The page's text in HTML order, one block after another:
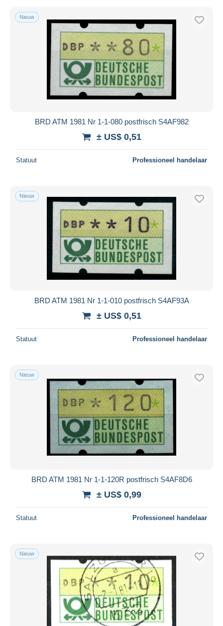
Nieuw
BRD ATM 1981 Nr 1-1-080 postfrisch S4AF982
± US$ 0,51
Statuut Professioneel handelaar
Nieuw
BRD ATM 1981 Nr 1-1-010 postfrisch S4AF93A
± US$ 0,51
Statuut Professioneel handelaar
Nieuw
BRD ATM 1981 Nr 1-1-120R postfrisch S4AF8D6
± US$ 0,99
Statuut Professioneel handelaar
Nieuw